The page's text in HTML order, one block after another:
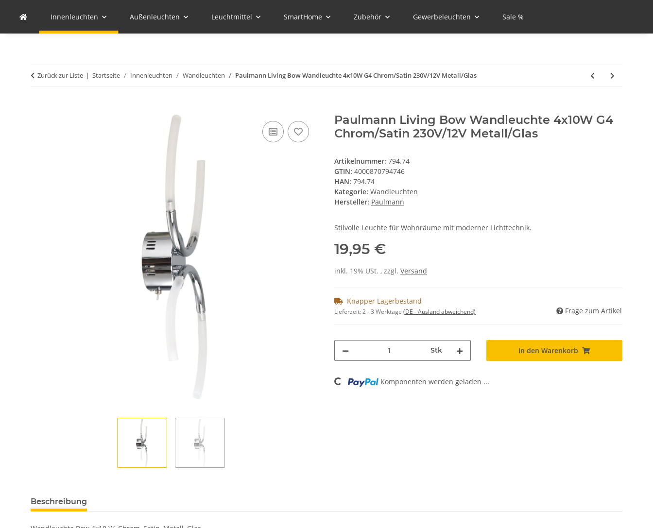
Innenleuchten Außenleuchten Leuchtmittel SmartHome Zubehör Gewerbeleuchten Sale %
Zurück zur Liste Startseite Innenleuchten Wandleuchten Paulmann Living Bow Wandleuchte 4x10W G4 Chrom/Satin 230V/12V Metall/Glas
Paulmann Living Bow Wandleuchte 4x10W G4
Chrom/Satin 230V/12V Metall/Glas
Artikelnummer: 794.74
GTIN: 4000870794746
HAN: 794.74
Kategorie: Wandleuchten
Hersteller: Paulmann
Stilvolle Leuchte für Wohnräume mit moderner Lichttechnik.
19,95 €
inkl. 19% USt. , zzgl. Versand
Knapper Lagerbestand
Lieferzeit:2 - 3 Werktage (DE - Ausland abweichend) Frage zum Artikel
Stk In den Warenkorb
Loading... Komponenten werden geladen ...
Beschreibung